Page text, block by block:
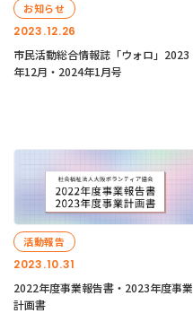
2023.12.26
お知らせ
市民活動総合情報誌「ウォロ」2023
年12月・2024年1月号
2023.10.31
活動報告
2022年度事業報告書・2023年度事業
計画書